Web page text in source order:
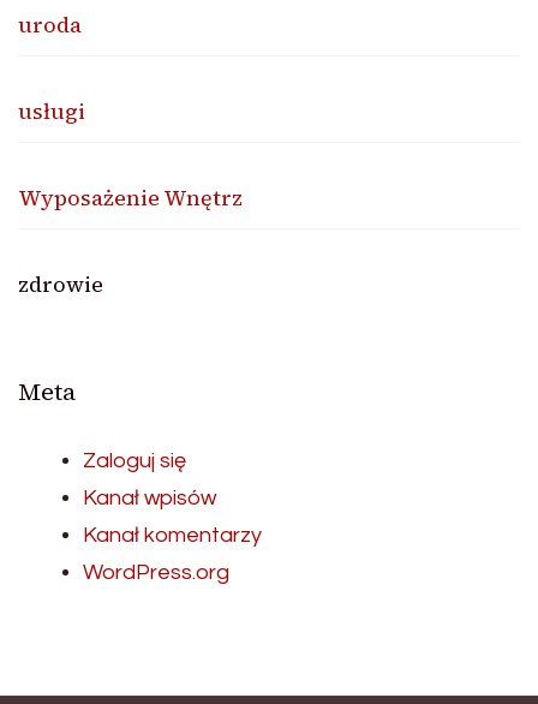
uroda
usługi
Wyposażenie Wnętrz
zdrowie
Meta
Zaloguj się
Kanał wpisów
Kanał komentarzy
WordPress.org